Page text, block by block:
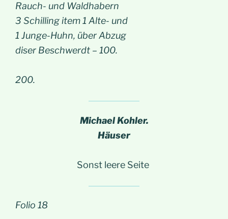
Rauch- und Waldhabern
3 Schilling item 1 Alte- und
1 Junge-Huhn, über Abzug
diser Beschwerdt – 100.
200.
Michael Kohler.
Häuser
Sonst leere Seite
Folio 18